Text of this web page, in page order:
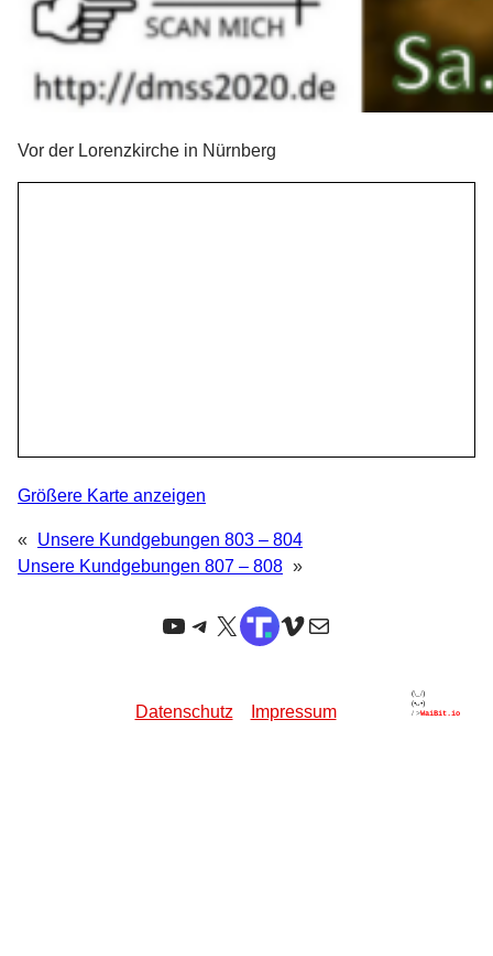
Vor der Lorenzkirche in Nürnberg
Größere Karte anzeigen
«
Unsere Kundgebungen 803 – 804
Unsere Kundgebungen 807 – 808 »
YouTube
Telegram
X TruthSocial
Vimeo
E-Mail
Datenschutz Impressum